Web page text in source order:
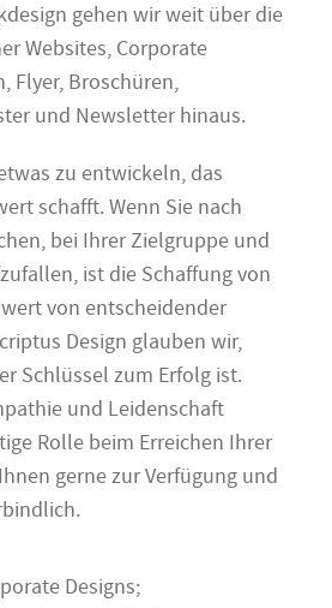
gehen wir weit über die
Websites, Corporate
Flyer, Broschüren,
und Newsletter hinaus.
zu entwickeln, das
schafft. Wenn Sie nach
bei Ihrer Zielgruppe und
ist die Schaffung von
von entscheidender
Design glauben wir,
Schlüssel zum Erfolg ist.
und Leidenschaft
Rolle beim Erreichen Ihrer
gerne zur Verfügung und
Designs;